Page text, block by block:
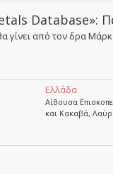
Database»:
γίνει από τον δρα
Ελλάδα
Αίθουσα
και Κακαβά,